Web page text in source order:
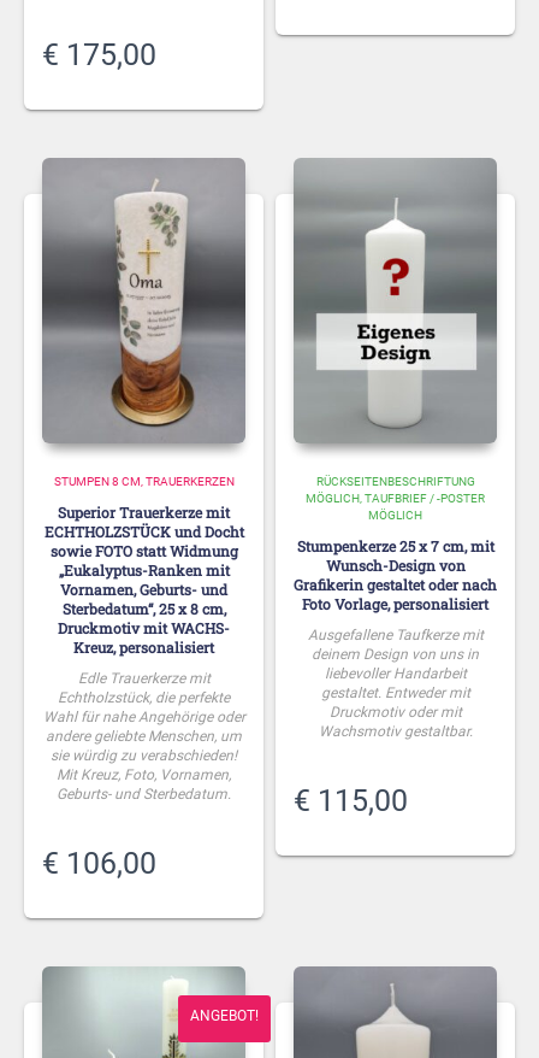
€ 175,00
STUMPEN 8 CM TRAUERKERZEN
Superior Trauerkerze mit
ECHTHOLZSTÜCK und Docht
sowie FOTO statt Widmung
„Eukalyptus-Ranken mit
Vornamen, Geburts- und
Sterbedatum“, 25 x 8 cm,
Druckmotiv mit WACHS-
Kreuz, personalisiert
Edle Trauerkerze mit
Echtholzstück, die perfekte
Wahl für nahe Angehörige oder
andere geliebte Menschen, um
sie würdig zu verabschieden!
Mit Kreuz, Foto, Vornamen,
Geburts- und Sterbedatum.
€ 106,00
RÜCKSEITENBESCHRIFTUNG
MÖGLICH TAUFBRIEF / -POSTER
MÖGLICH
Stumpenkerze 25 x 7 cm, mit
Wunsch-Design von
Grafikerin gestaltet oder nach
Foto Vorlage, personalisiert
Ausgefallene Taufkerze mit
deinem Design von uns in
liebevoller Handarbeit
gestaltet. Entweder mit
Druckmotiv oder mit
Wachsmotiv gestaltbar.
€ 115,00
ANGEBOT!